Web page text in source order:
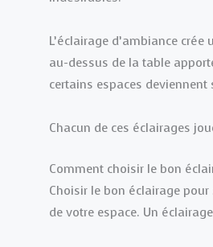
L’éclairage d’ambiance
au-dessus de la table
certains espaces deviennent
Chacun de ces éclairages
Comment choisir le bon
Choisir le bon éclairage
de votre espace. Un